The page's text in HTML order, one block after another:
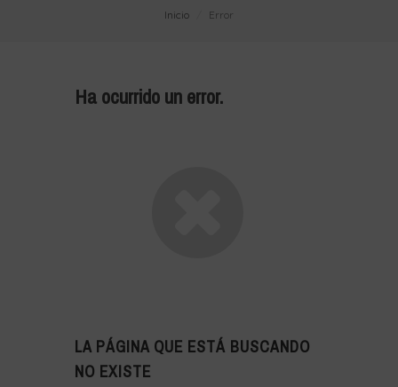
Inicio Error
Ha ocurrido un error.
LA PÁGINA QUE ESTÁ BUSCANDO
NO EXISTE